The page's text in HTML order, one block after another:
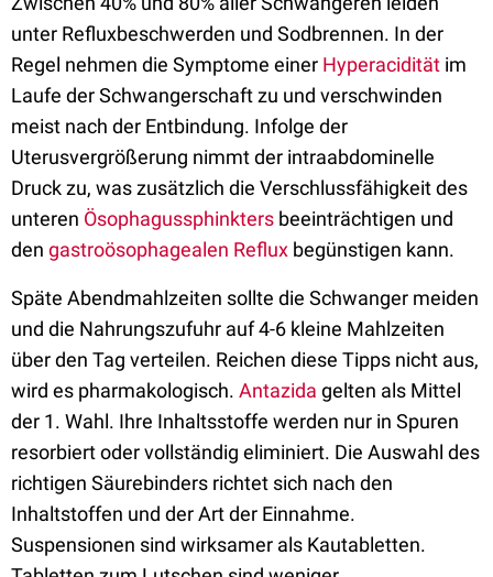
unter Refluxbeschwerden und Sodbrennen. In der
Regel nehmen die Symptome einer Hyperacidität im
Laufe der Schwangerschaft zu und verschwinden
meist nach der Entbindung. Infolge der
Uterusvergrößerung nimmt der intraabdominelle
Druck zu, was zusätzlich die Verschlussfähigkeit des
unteren Ösophagussphinkters beeinträchtigen und
den gastroösophagealen Reflux begünstigen kann.
Späte Abendmahlzeiten sollte die Schwanger meiden
und die Nahrungszufuhr auf 4-6 kleine Mahlzeiten
über den Tag verteilen. Reichen diese Tipps nicht aus,
wird es pharmakologisch. Antazida gelten als Mittel
der 1. Wahl. Ihre Inhaltsstoffe werden nur in Spuren
resorbiert oder vollständig eliminiert. Die Auswahl des
richtigen Säurebinders richtet sich nach den
Inhaltstoffen und der Art der Einnahme.
Suspensionen sind wirksamer als Kautabletten.